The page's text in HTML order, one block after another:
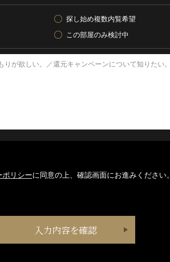
探し始め複数内覧希望
この部屋のみ検討中
ポリシーに同意の上、確認画面にお進みください。